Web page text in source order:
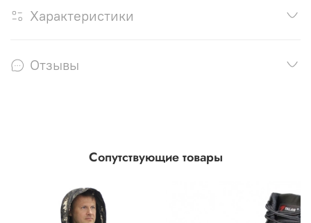
Характеристики
Отзывы
Сопутствующие товары